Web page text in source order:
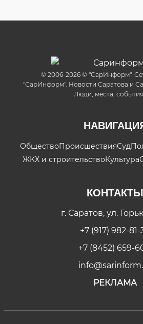
© 2006-2026 © "СарИнформ".
"СарИнформ". Новости Саратова и
Люди, места,
ОбществоПроисшествияСуд
ЖКХ и строительствоКультура
КОНТАКТЫ
г. Саратов, ул.
+7 (917) 982-81-
+7 (8452) 659-
РЕКЛАМА